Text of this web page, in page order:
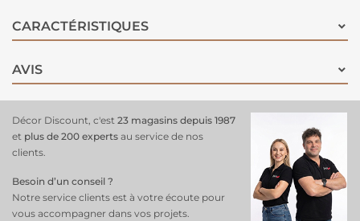
sur le mur facilement et sans se déchirer au contact de la colle.
Fabriqué en Union Européenne. Ce papier peint lessivable convient
CARACTÉRISTIQUES
AVIS
Décor Discount, c'est 23 magasins depuis 1987
et plus de 200 experts au service de nos
clients.
Besoin d’un conseil ?
Notre service clients est à votre écoute pour
vous accompagner dans vos projets.